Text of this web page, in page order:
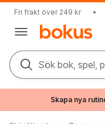
Fri frakt över 249 kr •
Sök bok, spel,
Skapa nya